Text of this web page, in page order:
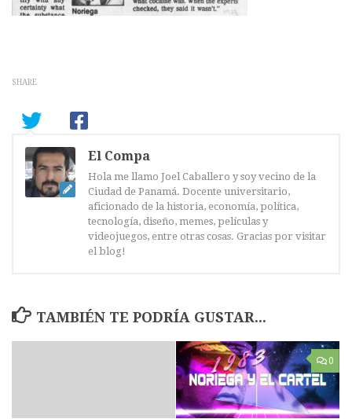
SHARE
El Compa
Hola me llamo Joel Caballero y soy vecino de la
Ciudad de Panamá. Docente universitario,
aficionado de la historia, economía, política,
tecnología, diseño, memes, películas y
videojuegos, entre otras cosas. Gracias por visitar
el blog!
TAMBIÉN TE PODRÍA GUSTAR...
0